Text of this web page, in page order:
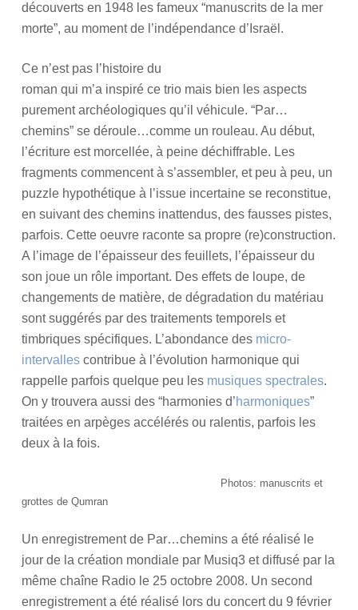
découverts en 1948 les fameux “manuscrits de la mer
morte”, au moment de l’indépendance d’Israël.
Ce n’est pas l’histoire du
roman qui m’a inspiré ce trio mais bien les aspects
purement archéologiques qu’il véhicule. “Par…
chemins” se déroule…comme un rouleau. Au début,
l’écriture est morcellée, à peine déchiffrable. Les
fragments commencent à s’assembler, et peu à peu, un
puzzle hypothétique à l’issue incertaine se reconstitue,
en suivant des chemins inattendus, des fausses pistes,
parfois. Cette oeuvre raconte sa propre (re)construction.
A l’image de l’épaisseur des feuillets, l’épaisseur du
son joue un rôle important. Des effets de loupe, de
changements de matière, de dégradation du matériau
sont suggérés par des traitements temporels et
timbriques spécifiques. L’abondance des micro-
intervallescontribue à l’évolution harmonique qui
rappelle parfois quelque peu les musiques spectrales.
On y trouvera aussi des “harmonies d’harmoniques”
traitées en arpèges accélérés ou ralentis, parfois les
deux à la fois.
Photos: manuscrits et
grottes de Qumran
Un enregistrement de Par…chemins a été réalisé le
jour de la création mondiale par Musiq3 et diffusé par la
même chaîne Radio le 25 octobre 2008. Un second
enregistrement a été réalisé lors du concert du 9 février